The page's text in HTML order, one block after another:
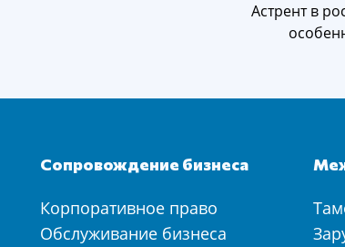
Астрент в
Сопровождение бизнеса
Корпоративное право
Обслуживание бизнеса